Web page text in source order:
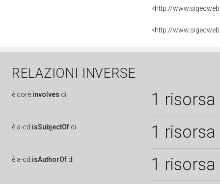
<http://
<http://
RELAZIONI INVERSE
è core:involves di 1 risorsa
è a-cd:isSubjectOf di 1 risorsa
è a-cd:isAuthorOf di 1 risorsa